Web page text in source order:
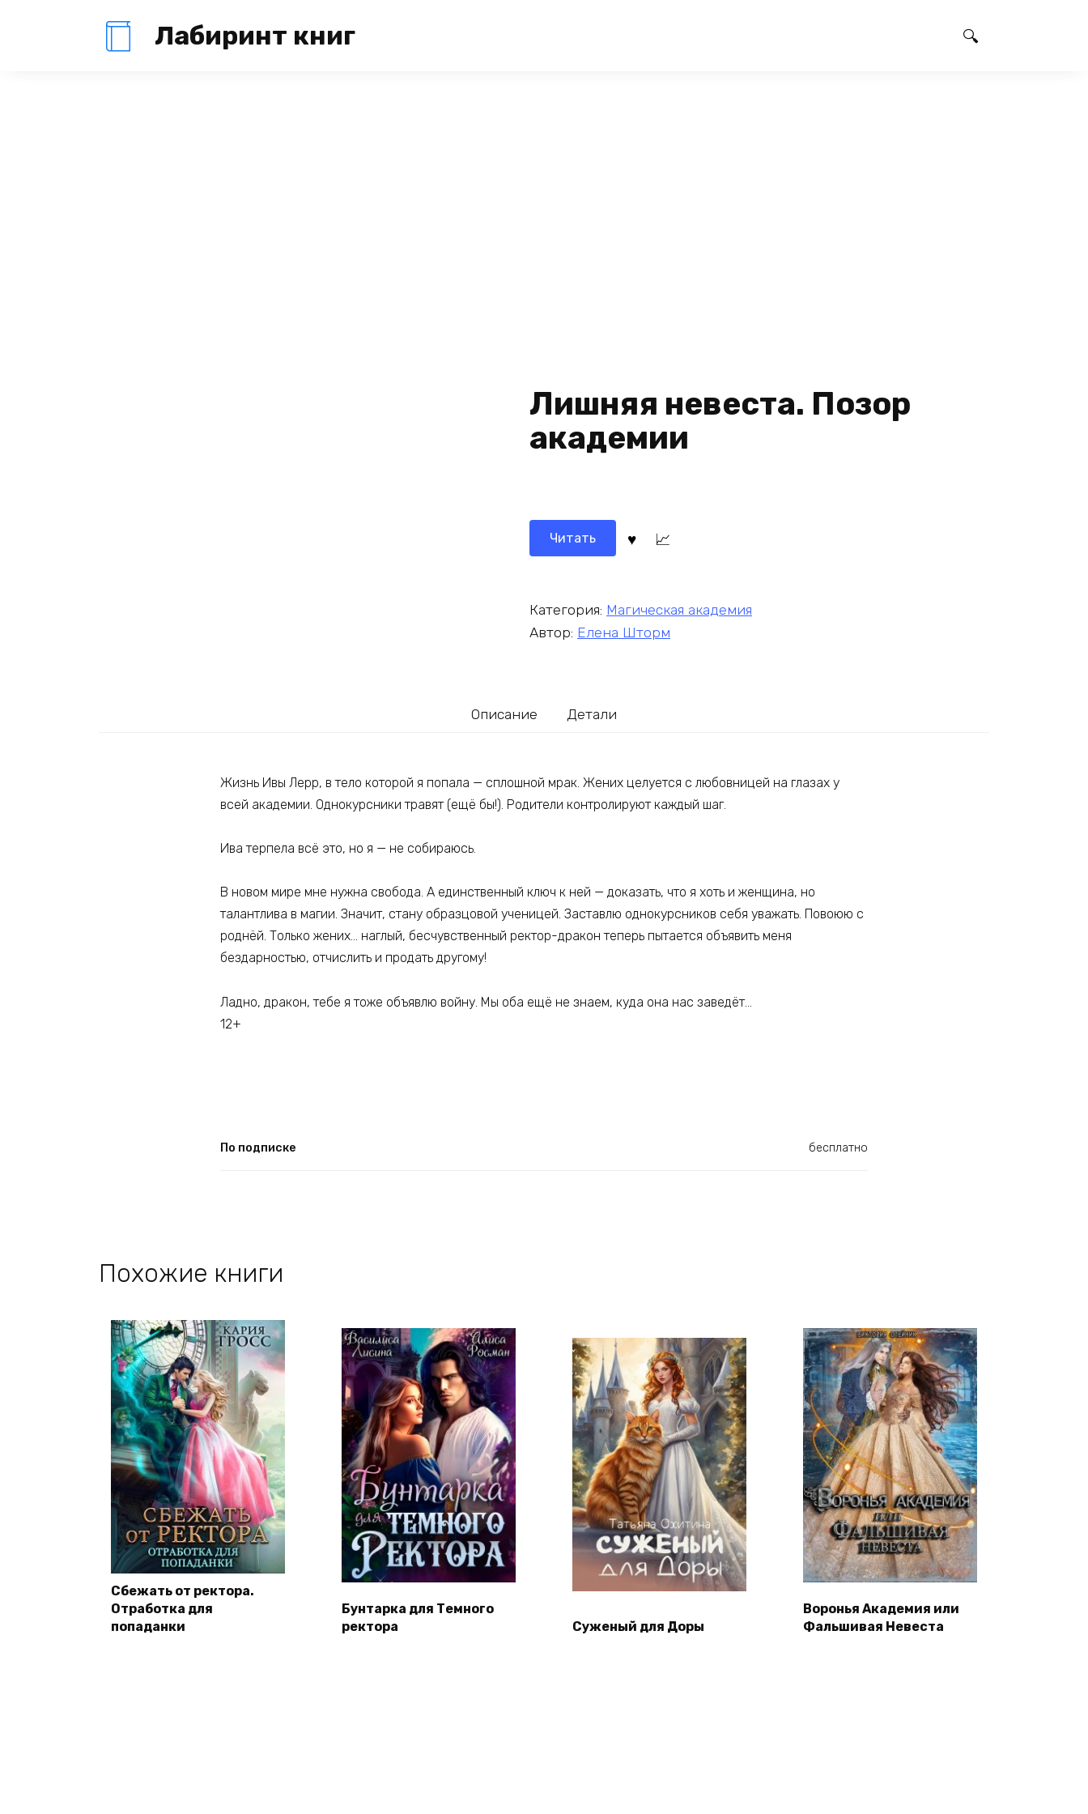
Лабиринт книг
Лишняя невеста. Позор
академии
Читать
Категория: Магическая академия
Автор: Елена Шторм
Описание Детали
Жизнь Ивы Лерр, в тело которой я попала — сплошной мрак. Жених целуется с любовницей на глазах у
всей академии. Однокурсники травят (ещё бы!). Родители контролируют каждый шаг.
Ива терпела всё это, но я — не собираюсь.
В новом мире мне нужна свобода. А единственный ключ к ней — доказать, что я хоть и женщина, но
талантлива в магии. Значит, стану образцовой ученицей. Заставлю однокурсников себя уважать. Повоюю с
роднёй. Только жених… наглый, бесчувственный ректор-дракон теперь пытается объявить меня
бездарностью, отчислить и продать другому!
Ладно, дракон, тебе я тоже объявлю войну. Мы оба ещё не знаем, куда она нас заведёт…
12+
По подписке бесплатно
Похожие книги
Сбежать от ректора.
Отработка для
попаданки
Бунтарка для Темного
ректора
Суженый для Доры
Воронья Академия или
Фальшивая Невеста